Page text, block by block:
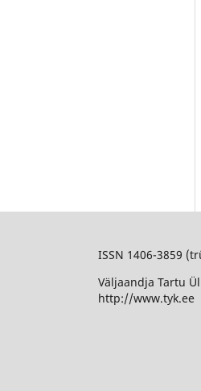
ISSN 1406-3859
Väljaandja Tartu
http://www.tyk.ee